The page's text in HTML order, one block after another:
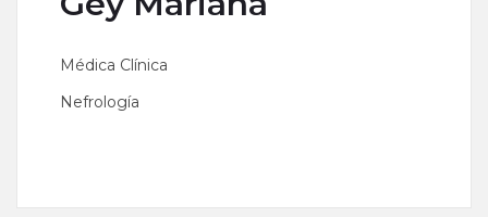
Médica Clínica
Nefrología